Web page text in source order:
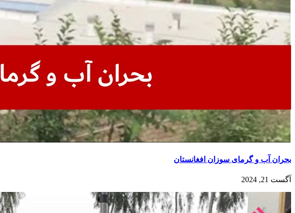
بحران آب و گرمای سوزان افغانستان
آگست 21, 2024